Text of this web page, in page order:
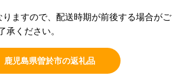
ますので、配送時期が前後する場合がご
承ください。
鹿児島県曽於市の返礼品